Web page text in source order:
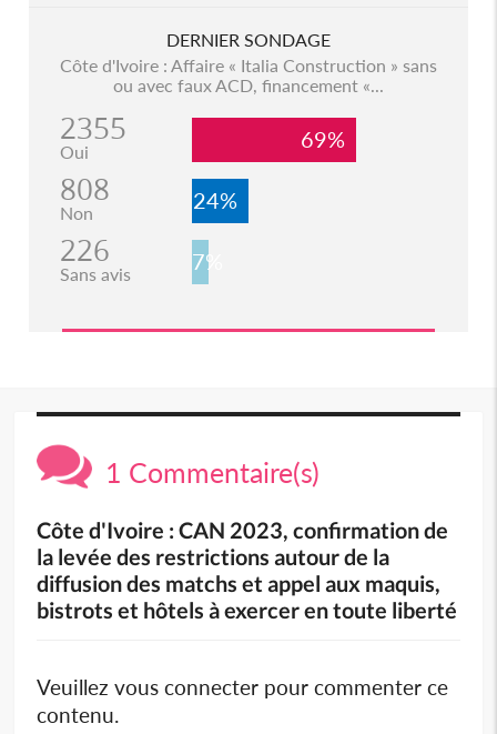
DERNIER SONDAGE
Côte d'Ivoire : Affaire « Italia Construction » sans
ou avec faux ACD, financement «...
2355
Oui 69%
808
Non 24%
226
Sans avis 7%
1 Commentaire(s)
Côte d'Ivoire : CAN 2023, confirmation de
la levée des restrictions autour de la
diffusion des matchs et appel aux maquis,
bistrots et hôtels à exercer en toute liberté
Veuillez vous connecter pour commenter ce
contenu.